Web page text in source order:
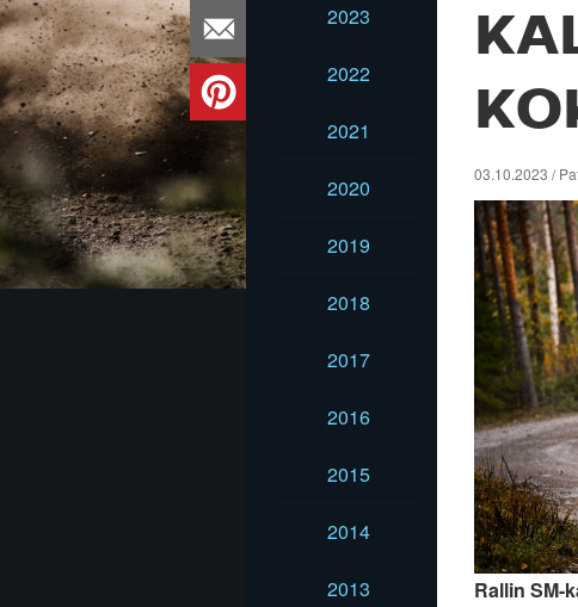
2023
2022
2021
2020
2019
2018
2017
2016
2015
2014
2013
03.10.2023 /
Rallin SM-